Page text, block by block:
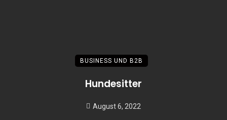
BUSINESS UND B2B
Hundesitter
August 6, 2022